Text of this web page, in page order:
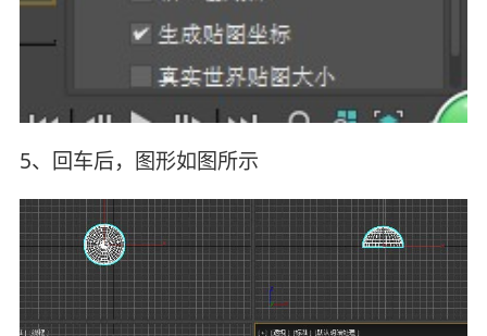
5、回车后，图形如图所示